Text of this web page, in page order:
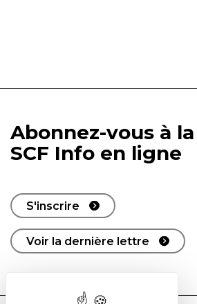
Abonnez-vous à
SCF Info en ligne
S'inscrire
Voir la dernière lettre